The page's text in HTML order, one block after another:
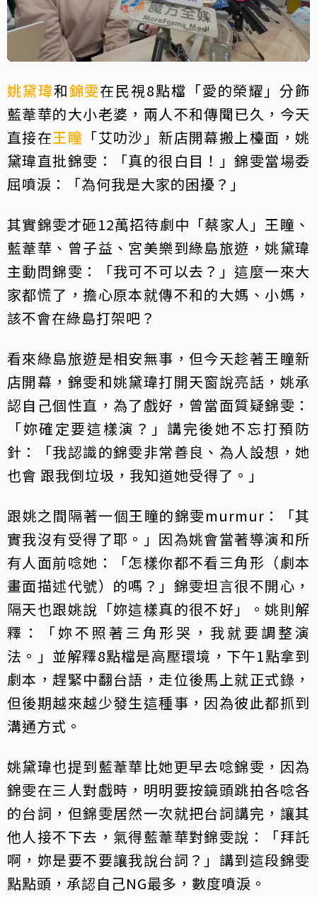
姚黛瑋和錦雯在民視8點檔「愛的榮耀」分飾
藍葦華的大小老婆，兩人不和傳聞已久，今天
直接在王瞳 「艾叻沙」新店開幕搬上檯面，姚
黛瑋直批錦雯：「真的很白目！」錦雯當場委
屈噴淚：「為何我是大家的困擾？」
其實錦雯才砸12萬招待劇中「蔡家人」王瞳、
藍葦華、曾子益、宮美樂到綠島旅遊，姚黛瑋
主動問錦雯：「我可不可以去？」這麼一來大
家都慌了，擔心原本就傳不和的大媽、小媽，
該不會在綠島打架吧？
看來綠島旅遊是相安無事，但今天趁著王瞳新
店開幕，錦雯和姚黛瑋打開天窗說亮話，姚承
認自己個性直，為了戲好，曾當面質疑錦雯：
「妳確定要這樣演？」講完後她不忘打預防
針：「我認識的錦雯非常善良、為人設想，她
也會 跟我倒垃圾，我知道她受得了。」
跟姚之間隔著一個王瞳的錦雯murmur：「其
實我沒有受得了耶。」因為姚會當著導演和所
有人面前唸她：「怎樣你都不看三角形（劇本
畫面描述代號）的嗎？」錦雯坦言很不開心，
隔天也跟姚說「妳這樣真的很不好」。姚則解
釋：「妳不照著三角形哭，我就要調整演
法。」並解釋8點檔是高壓環境，下午1點拿到
劇本，趕緊中翻台語，走位後馬上就正式錄，
但後期越來越少發生這種事，因為彼此都抓到
溝通方式。
姚黛瑋也提到藍葦華比她更早去唸錦雯，因為
錦雯在三人對戲時，明明要按鏡頭跳拍各唸各
的台詞，但錦雯居然一次就把台詞講完，讓其
他人接不下去，氣得藍葦華對錦雯說：「拜託
啊，妳是要不要讓我說台詞？」講到這段錦雯
點點頭，承認自己NG最多，數度噴淚。